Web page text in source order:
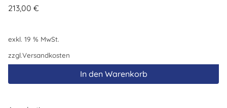
213,00 €
exkl. 19 % MwSt.
zzgl.Versandkosten
In den Warenkorb